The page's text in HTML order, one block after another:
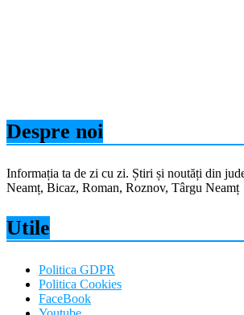
Despre noi
Informația ta de zi cu zi. Știri și noutăți din
Neamț, Bicaz, Roman, Roznov, Târgu Neamț
Utile
Politica GDPR
Politica Cookies
FaceBook